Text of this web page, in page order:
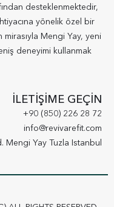
desteklenmektedir,
yönelik özel bir
mirasıyla Mengi Yay, yeni
deneyimi kullanmak
İLETİŞİME GEÇİN
+90 (850) 226 28 72
info@revivarefit.com
Mengi Yay Tuzla Istanbul